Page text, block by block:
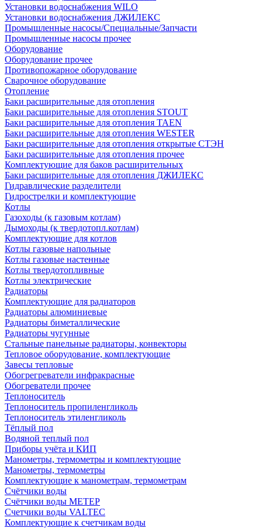
Установки водоснабжения WILO
Установки водоснабжения ДЖИЛЕКС
Промышленные насосы/Специальные/Запчасти
Промышленные насосы прочее
Оборудование
Оборудование прочее
Противопожарное оборудование
Сварочное оборудование
Отопление
Баки расширительные для отопления
Баки расширительные для отопления STOUT
Баки расширительные для отопления TAEN
Баки расширительные для отопления WESTER
Баки расширительные для отопления открытые СТЭН
Баки расширительные для отопления прочее
Комплектующие для баков расширительных
Баки расширительные для отопления ДЖИЛЕКС
Гидравлические разделители
Гидрострелки и комплектующие
Котлы
Газоходы (к газовым котлам)
Дымоходы (к твердотопл.котлам)
Комплектующие для котлов
Котлы газовые напольные
Котлы газовые настенные
Котлы твердотопливные
Котлы электрические
Радиаторы
Комплектующие для радиаторов
Радиаторы алюминиевые
Радиаторы биметаллические
Радиаторы чугунные
Стальные панельные радиаторы, конвекторы
Тепловое оборудование, комплектующие
Завесы тепловые
Обогрегреватели инфракрасные
Обогреватели прочее
Теплоноситель
Теплоноситель пропиленгликоль
Теплоноситель этиленгликоль
Тёплый пол
Водяной теплый пол
Приборы учёта и КИП
Манометры, термометры и комплектующие
Манометры, термометры
Комплектующие к манометрам, термометрам
Счётчики воды
Счётчики воды МЕТЕР
Счетчики воды VALTEC
Комплектующие к счетчикам воды